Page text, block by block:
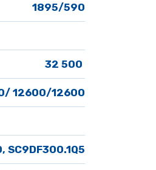
1895/590
32 500
12600/12600
SC9DF300.1Q5